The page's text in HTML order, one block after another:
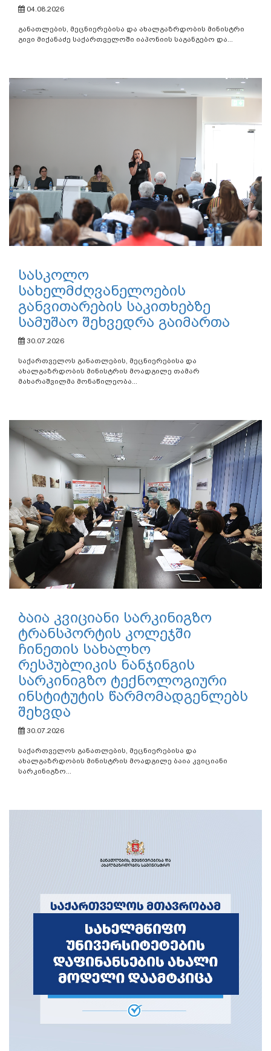
04.08.2026
განათლების, მეცნიერებისა და ახალგაზრდობის მინისტრი
გივი მიქანაძე საქართველოში იაპონიის საგანგებო და...
სასკოლო
სახელმძღვანელოების
განვითარების საკითხებზე
სამუშაო შეხვედრა გაიმართა
30.07.2026
საქართველოს განათლების, მეცნიერებისა და
ახალგაზრდობის მინისტრის მოადგილე თამარ
მახარაშვილმა მონაწილეობა...
ბაია კვიციანი სარკინიგზო
ტრანსპორტის კოლეჯში
ჩინეთის სახალხო
რესპუბლიკის ნანჯინგის
სარკინიგზო ტექნოლოგიური
ინსტიტუტის წარმომადგენლებს
შეხვდა
30.07.2026
საქართველოს განათლების, მეცნიერებისა და
ახალგაზრდობის მინისტრის მოადგილე ბაია კვიციანი
სარკინიგზო...